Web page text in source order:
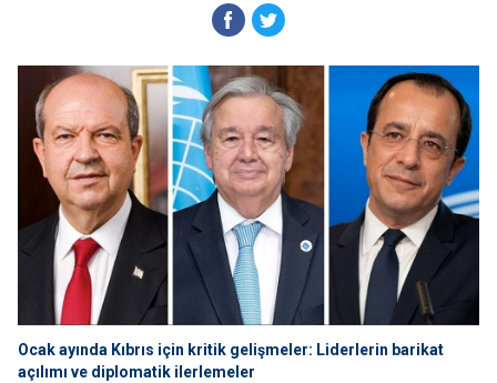
Ocak ayında Kıbrıs için kritik gelişmeler: Liderlerin barikat
açılımı ve diplomatik ilerlemeler